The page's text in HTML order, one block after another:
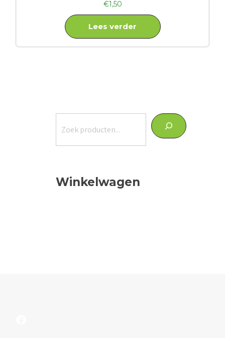
€1,50
Lees verder
Winkelwagen